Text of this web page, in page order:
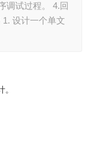
调试过程。 4.回
设计一个单文